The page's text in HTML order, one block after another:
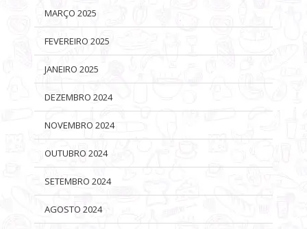
MARÇO 2025
FEVEREIRO 2025
JANEIRO 2025
DEZEMBRO 2024
NOVEMBRO 2024
OUTUBRO 2024
SETEMBRO 2024
AGOSTO 2024